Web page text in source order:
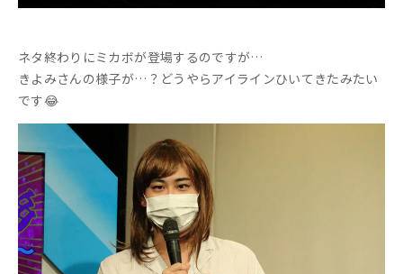
ネタ終わりにミカボが登場するのですが…
きよみさんの様子が…？どうやらアイラインひいてきたみたい
です😂